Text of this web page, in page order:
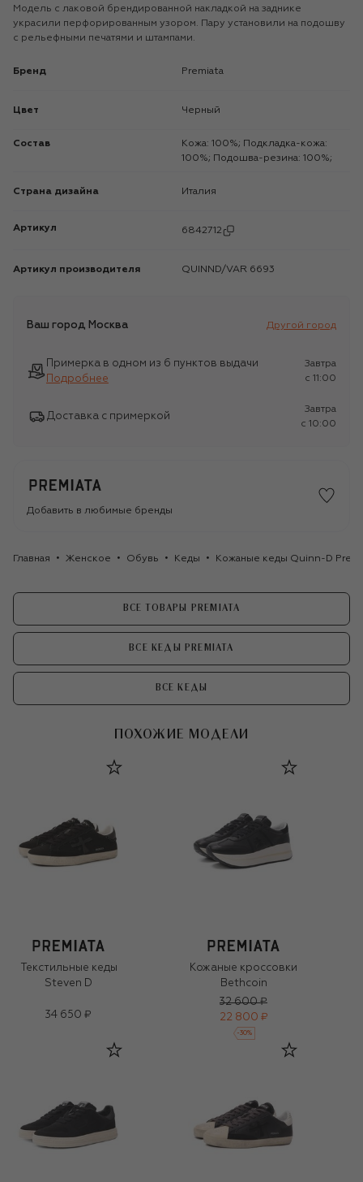
Модель с лаковой брендированной накладкой на заднике
украсили перфорированным узором. Пару установили на подошву
с рельефными печатями и штампами.
Бренд Premiata
Цвет Черный
Состав
Кожа: 100%; Подкладка-кожа:
100%; Подошва-резина: 100%;
Страна дизайна Италия
Артикул 6842712
Артикул производителя QUINND/VAR 6693
Ваш город Москва Другой город
Примерка в одном из 6 пунктов выдачи
Подробнее
Завтра
c 11:00
Доставка с примеркой
Завтра
c 10:00
Добавить в любимые бренды
Главная Женское Обувь Кеды Кожаные кеды Quinn-D
ВСЕ ТОВАРЫ PREMIATA
ВСЕ КЕДЫ PREMIATA
ВСЕ КЕДЫ
ПОХОЖИЕ МОДЕЛИ
Текстильные кеды
Steven D
34 650 ₽
Кожаные кроссовки
Bethcoin
32 600 ₽
22 800 ₽
-30%